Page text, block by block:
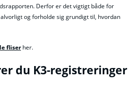
Derfor er det vigtigt både for
og forholde sig grundigt til, hvordan
fliserher.
du K3-registreringer